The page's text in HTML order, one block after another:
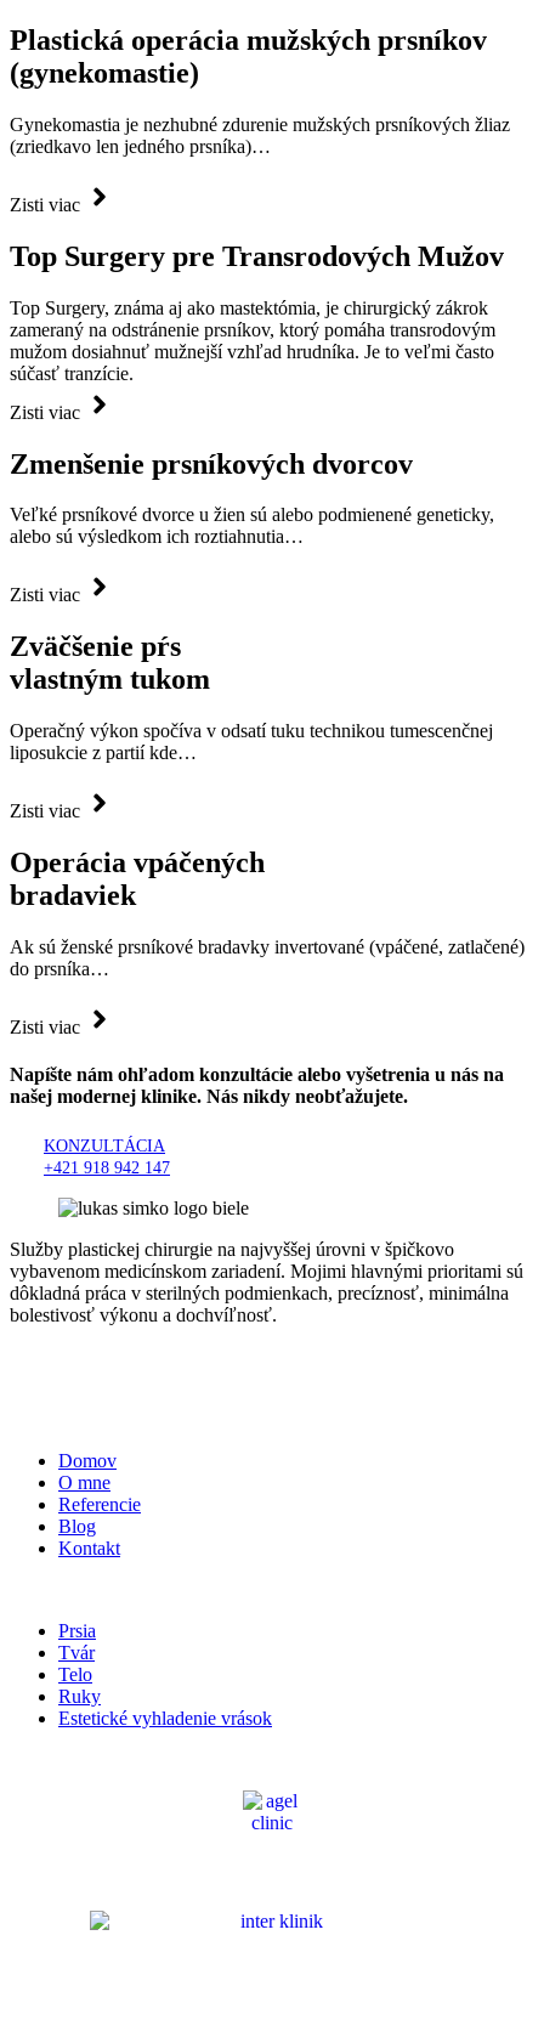
Plastická operácia mužských prsníkov
(gynekomastie)
Gynekomastia je nezhubné zdurenie mužských prsníkových žliaz
(zriedkavo len jedného prsníka)…
Zisti viac
Top Surgery pre Transrodových Mužov
Top Surgery, známa aj ako mastektómia, je chirurgický zákrok
zameraný na odstránenie prsníkov, ktorý pomáha transrodovým
mužom dosiahnuť mužnejší vzhľad hrudníka. Je to veľmi často
súčasť tranzície.
Zisti viac
Zmenšenie prsníkových dvorcov
Veľké prsníkové dvorce u žien sú alebo podmienené geneticky,
alebo sú výsledkom ich roztiahnutia…
Zisti viac
Zväčšenie pŕs
vlastným tukom
Operačný výkon spočíva v odsatí tuku technikou tumescenčnej
liposukcie z partií kde…
Zisti viac
Operácia vpáčených
bradaviek
Ak sú ženské prsníkové bradavky invertované (vpáčené, zatlačené)
do prsníka…
Zisti viac
Napíšte nám ohľadom konzultácie alebo vyšetrenia u nás na
našej modernej klinike. Nás nikdy neobťažujete.
KONZULTÁCIA
+421 918 942 147
Služby plastickej chirurgie na najvyššej úrovni v špičkovo
vybavenom medicínskom zariadení. Mojimi hlavnými prioritami sú
dôkladná práca v sterilných podmienkach, precíznosť, minimálna
bolestivosť výkonu a dochvíľnosť.
Domov
O mne
Referencie
Blog
Kontakt
Prsia
Tvár
Telo
Ruky
Estetické vyhladenie vrások